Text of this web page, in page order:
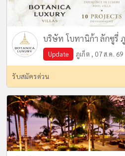
บริษัท โบทานิก้า ลักซูรี่
Update ภูเก็ต , 07 ส.ค. 69
รับสมัครด่วน